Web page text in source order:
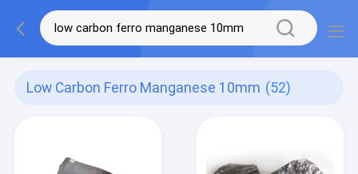
Low Carbon Ferro Manganese 10mm (52)